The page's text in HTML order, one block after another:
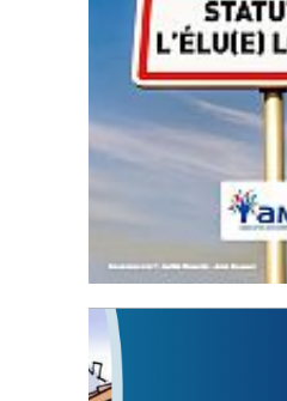
Statut de l’élu local
3 avril 2024
Mise à jour avril 2024